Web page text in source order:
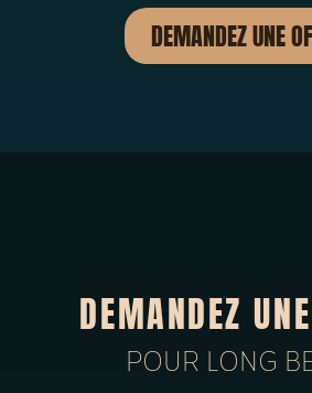
DEMANDEZ UNE
DEMANDEZ
POUR LONG